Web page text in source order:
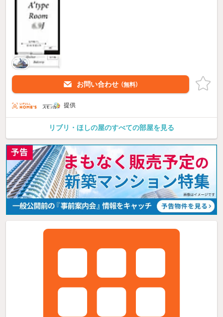
お問い合わせ （無料）
提供
リブリ・ほしの屋のすべての部屋を見る